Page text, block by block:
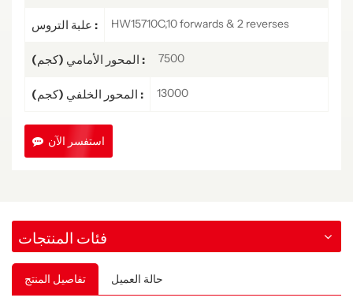
علبة التروس : HW15710C,10 forwards & 2 reverses
المحور الأمامي (كجم) : 7500
المحور الخلفي (كجم) : 13000
استفسر الآن
فئات المنتجات
تفاصيل المنتج حالة العميل